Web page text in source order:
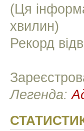
(Ця
хвилин)
Рекорд
Легенда: